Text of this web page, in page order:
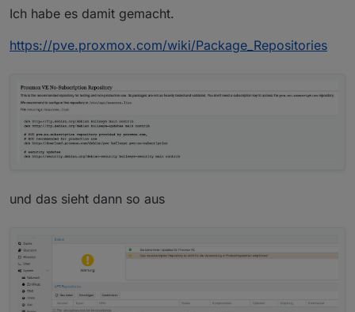
8888888           .d888 888
888            d88P"  888
888            888    888
888   88888b.  888888 888 888  888 888
888   888  888 888    888 888  888
888   888  888 888    888 Y88b 888
2021-12-03T10:28:29.761197Z     info
2021-12-03T10:28:29.761262Z     info
Ich habe es damit gemacht.
https://pve.proxmox.com/wiki/Package_Repositories
und das sieht dann so aus